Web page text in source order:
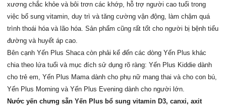
xương chắc khỏe và bôi trơn các khớp, hỗ trợ người cao tuổi trong
việc bổ sung vitamin, duy trì và tăng cường vận động, làm chậm quá
trình thoái hóa và lão hóa. Sản phẩm cũng rất tốt cho người bị bệnh tiểu
đường và huyết áp cao.
Bên cạnh Yến Plus Shaca còn phải kể đến các dòng Yến Plus khác
chia theo lứa tuổi và mục đích sử dụng rõ ràng: Yến Plus Kiddie dành
cho trẻ em, Yến Plus Mama dành cho phụ nữ mang thai và cho con bú,
Yến Plus Morning và Yến Plus Evening dành cho người lớn.
Nước yến chưng sẵn Yến Plus bổ sung vitamin D3, canxi, axit